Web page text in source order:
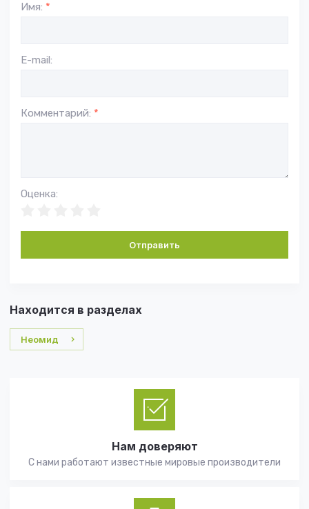
Имя: *
E-mail:
Комментарий: *
Оценка:
Отправить
Находится в разделах
Неомид
Нам доверяют
С нами работают известные мировые производители